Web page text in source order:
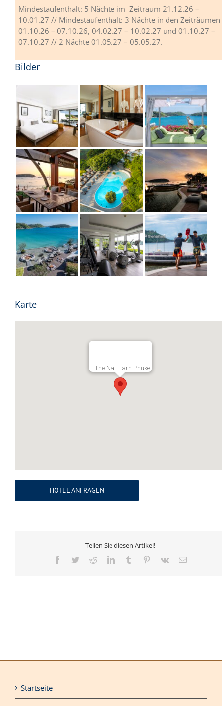
Mindestaufenthalt: 5 Nächte im Zeitraum 21.12.26 –
10.01.27 // Mindestaufenthalt: 3 Nächte in den Zeiträumen
01.10.26 – 07.10.26, 04.02.27 – 10.02.27 und 01.10.27 –
07.10.27 // 2 Nächte 01.05.27 – 05.05.27.
Bilder
Karte
The Nai Harn Phuket
HOTEL ANFRAGEN
Teilen Sie diesen Artikel!
Facebook
TwitterRedditLinkedInTumblr Pinterest
Vk
E-
Startseite